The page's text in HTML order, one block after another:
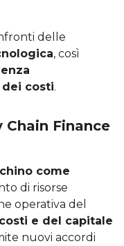
delle
, così
costi.
Chain Finance
come
di risorse
operativa del
e del capitale
nuovi accordi